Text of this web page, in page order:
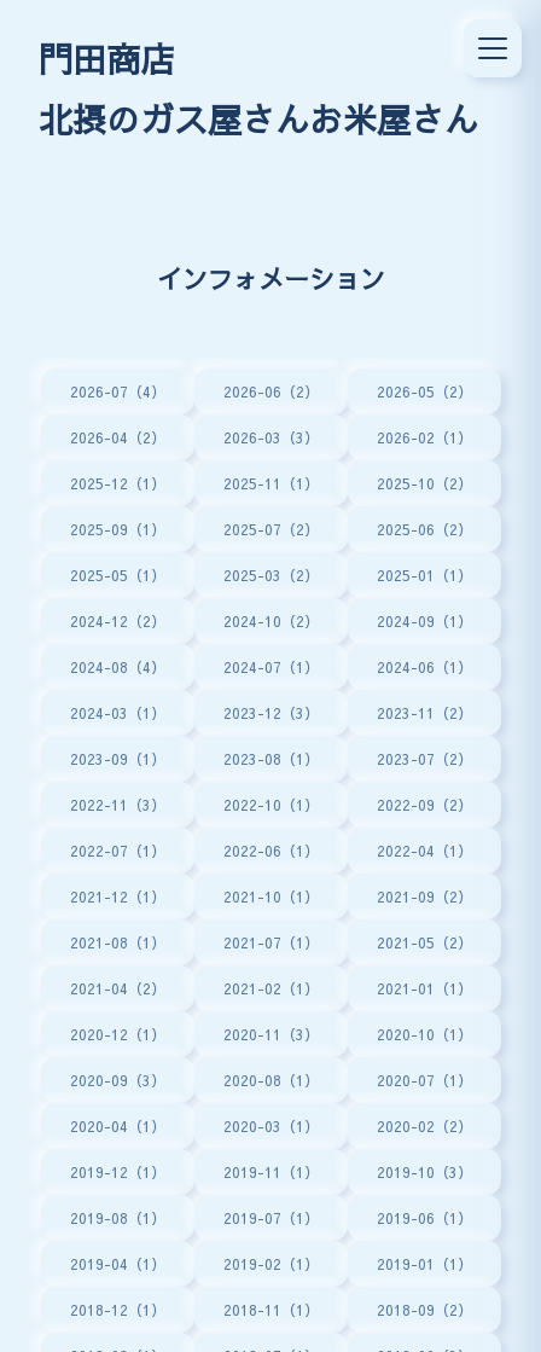
門田商店
北摂のガス屋さんお米屋さん
インフォメーション
2026-07（4） 2026-06（2） 2026-05（2）
2026-04（2） 2026-03（3） 2026-02（1）
2025-12（1） 2025-11（1） 2025-10（2）
2025-09（1） 2025-07（2） 2025-06（2）
2025-05（1） 2025-03（2） 2025-01（1）
2024-12（2） 2024-10（2） 2024-09（1）
2024-08（4） 2024-07（1） 2024-06（1）
2024-03（1） 2023-12（3） 2023-11（2）
2023-09（1） 2023-08（1） 2023-07（2）
2022-11（3） 2022-10（1） 2022-09（2）
2022-07（1） 2022-06（1） 2022-04（1）
2021-12（1） 2021-10（1） 2021-09（2）
2021-08（1） 2021-07（1） 2021-05（2）
2021-04（2） 2021-02（1） 2021-01（1）
2020-12（1） 2020-11（3） 2020-10（1）
2020-09（3） 2020-08（1） 2020-07（1）
2020-04（1） 2020-03（1） 2020-02（2）
2019-12（1） 2019-11（1） 2019-10（3）
2019-08（1） 2019-07（1） 2019-06（1）
2019-04（1） 2019-02（1） 2019-01（1）
2018-12（1） 2018-11（1） 2018-09（2）